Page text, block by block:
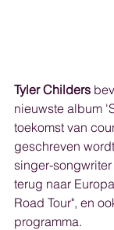
Tyler Childers
nieuwste album
toekomst van
geschreven
singer-
terug naar
Road Tour", en
programma.